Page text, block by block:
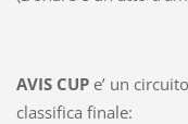
AVIS CUPe’ un
classifica finale: